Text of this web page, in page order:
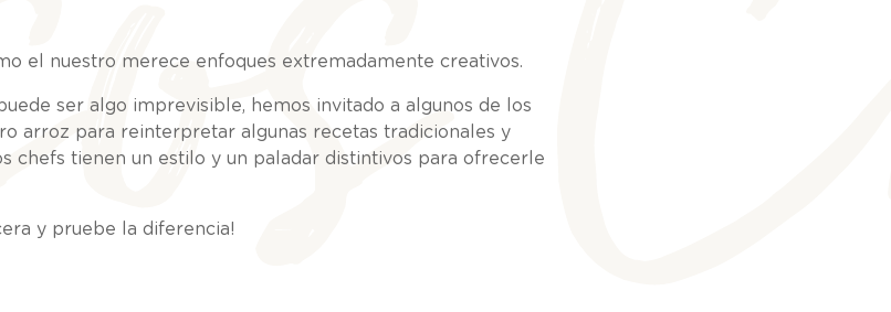
el nuestro merece enfoques extremadamente creativos.
ser algo imprevisible, hemos invitado a algunos de los
arroz para reinterpretar algunas recetas tradicionales y
chefs tienen un estilo y un paladar distintivos para ofrecerle
y pruebe la diferencia!